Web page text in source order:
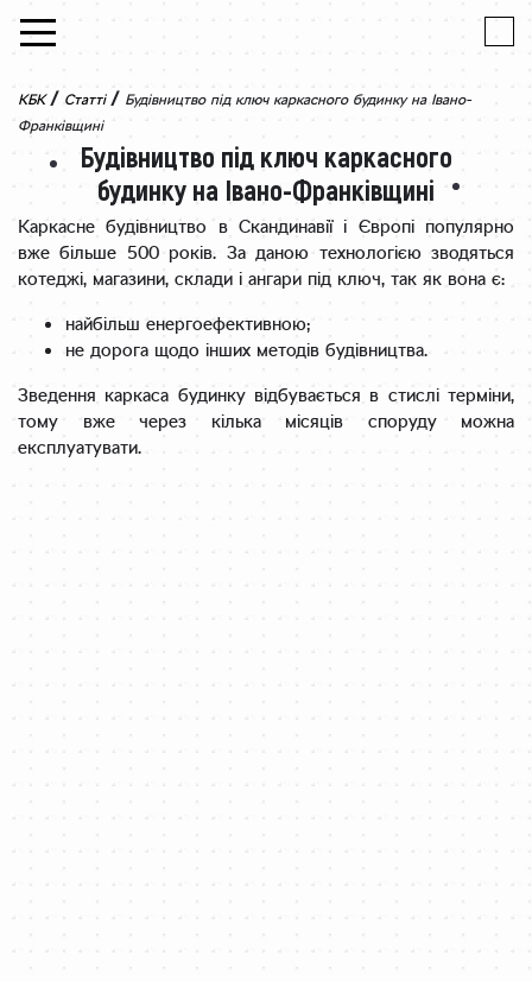
Skip to content
КБК / Статті / Будівництво під ключ каркасного будинку на Івано-
Франківщині
Будівництво під ключ каркасного
будинку на Івано-Франківщині
Каркасне будівництво в Скандинавії і Європі популярно
вже більше 500 років. За даною технологією зводяться
котеджі, магазини, склади і ангари під ключ, так як вона є:
найбільш енергоефективною;
не дорога щодо інших методів будівництва.
Зведення каркаса будинку відбувається в стислі терміни,
тому вже через кілька місяців споруду можна
експлуатувати.